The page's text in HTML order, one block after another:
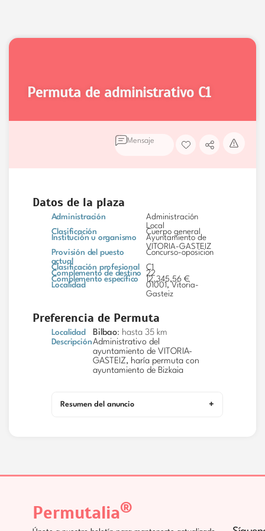
permuta de administrativo C1
Mensaje
Datos de la plaza
Administración
Administración
Local
Clasificación Cuerpo general
Institución u organismo
Ayuntamiento de
VITORIA-GASTEIZ
Provisión del puesto
actual
Concurso-oposicion
Clasificación profesional
C1
Complemento de destino 22
Complemento específico 12.345,56 €
Localidad
01001, Vitoria-
Gasteiz
Preferencia de Permuta
Localidad Bilbao: hasta 35 km
DescripciónAdministrativo del
ayuntamiento de VITORIA-
GASTEIZ, haría permuta con
ayuntamiento de Bizkaia
Resumen del anuncio
Permutalia®